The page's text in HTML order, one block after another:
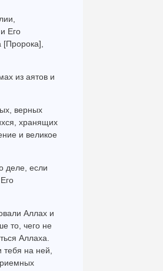
Его
[Пророка],
из аятов и
верных
хранящих
и великое
деле, если
Аллах и
то, чего не
Аллаха.
тебя на ней,